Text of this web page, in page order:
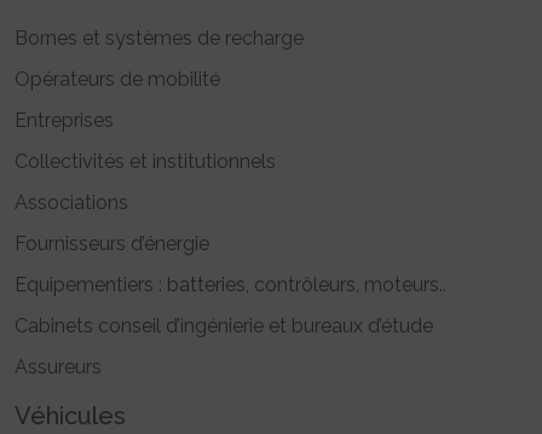
Bornes et systèmes de recharge
Opérateurs de mobilité
Entreprises
Collectivités et institutionnels
Associations
Fournisseurs d’énergie
Equipementiers : batteries, contrôleurs, moteurs..
Cabinets conseil d’ingénierie et bureaux d’étude
Assureurs
Véhicules